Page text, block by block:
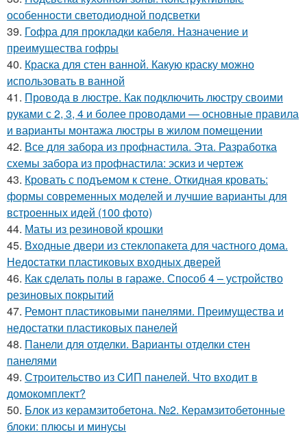
особенности светодиодной подсветки
39. Гофра для прокладки кабеля. Назначение и
преимущества гофры
40. Краска для стен ванной. Какую краску можно
использовать в ванной
41. Провода в люстре. Как подключить люстру своими
руками с 2, 3, 4 и более проводами — основные правила
и варианты монтажа люстры в жилом помещении
42. Все для забора из профнастила. Эта. Разработка
схемы забора из профнастила: эскиз и чертеж
43. Кровать с подъемом к стене. Откидная кровать:
формы современных моделей и лучшие варианты для
встроенных идей (100 фото)
44. Маты из резиновой крошки
45. Входные двери из стеклопакета для частного дома.
Недостатки пластиковых входных дверей
46. Как сделать полы в гараже. Способ 4 – устройство
резиновых покрытий
47. Ремонт пластиковыми панелями. Преимущества и
недостатки пластиковых панелей
48. Панели для отделки. Варианты отделки стен
панелями
49. Строительство из СИП панелей. Что входит в
домокомплект?
50. Блок из керамзитобетона. №2. Керамзитобетонные
блоки: плюсы и минусы